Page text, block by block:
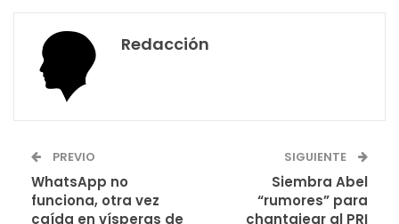
Redacción
PREVIO
WhatsApp no
funciona, otra vez
caída en vísperas de
SIGUIENTE
Siembra Abel
“rumores” para
chantajear al PRI